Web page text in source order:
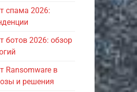
спама 2026:
ботов 2026: обзор
Ransomware в
и решения